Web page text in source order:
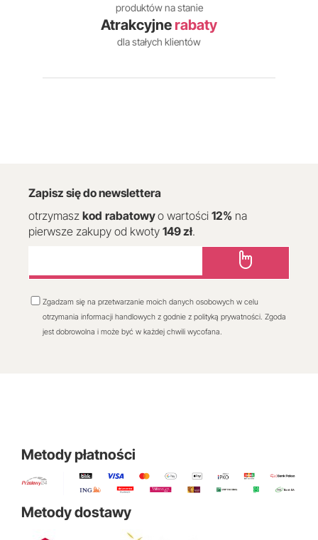
produktów na stanie
Atrakcyjne rabaty
dla stałych klientów
Zapisz się do newslettera
otrzymasz kod rabatowyo wartości 12% na
pierwsze zakupy od kwoty 149 zł.
Zgadzam się na przetwarzanie moich danych osobowych w celu
otrzymania informacji handlowych z godnie z polityką prywatności. Zgoda
jest dobrowolna i może być w każdej chwili wycofana.
Metody płatności
Metody dostawy